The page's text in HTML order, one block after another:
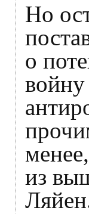
Но
о
из